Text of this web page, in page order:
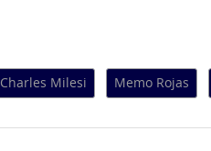
Charles Milesi Memo Rojas